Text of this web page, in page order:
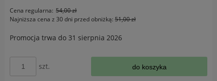
Cena regularna: 54,00 zł
Najniższa cena z 30 dni przed obniżką: 51,00 zł
Promocja trwa do 31 sierpnia 2026
szt. do koszyka